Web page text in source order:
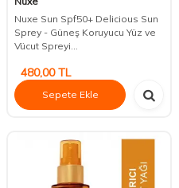
Nuxe Sun Spf50+ Delicious Sun
Sprey - Güneş Koruyucu Yüz ve
Vücut Spreyi...
480,00TL
Sepete Ekle